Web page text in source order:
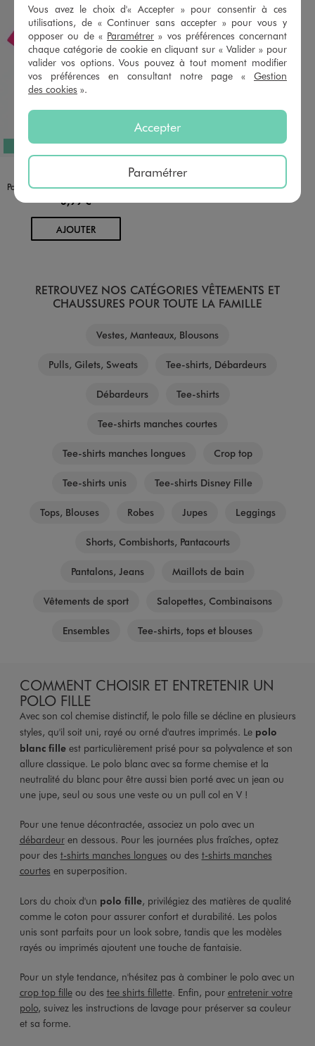
EXCLU WEB
ROUGE STANDARD
Polo à manches courtes en coton piqué uni fille
6,99 €
AJOUTERAU PANIER
RETROUVEZ NOS CATÉGORIES VÊTEMENTS ET
CHAUSSURES POUR TOUTE LA FAMILLE
Vestes, Manteaux, Blousons
Pulls, Gilets, Sweats Tee-shirts, Débardeurs
Débardeurs Tee-shirts
Tee-shirts manches courtes
Tee-shirts manches longues Crop top
Tee-shirts unis Tee-shirts Disney Fille
Tops, Blouses Robes Jupes Leggings
Shorts, Combishorts, Pantacourts
Pantalons, Jeans Maillots de bain
Vêtements de sport Salopettes, Combinaisons
Ensembles Tee-shirts, tops et blouses
COMMENT CHOISIR ET ENTRETENIR UN
POLO FILLE
Avec son col chemise distinctif, le polo fille se décline en plusieurs
styles, qu'il soit uni, rayé ou orné d'autres imprimés. Le polo
blanc filleest particulièrement prisé pour sa polyvalence et son
allure classique. Le polo blanc avec sa forme chemise et la
neutralité du blanc pour être aussi bien porté avec un jean ou
une jupe, seul ou sous une veste ou un pull col en V !
Pour une tenue décontractée, associez un polo avec un
débardeuren dessous. Pour les journées plus fraîches, optez
pour des t-shirts manches longues ou des t-shirts manches
courtes en superposition.
Lors du choix d'un polo fille, privilégiez des matières de qualité
comme le coton pour assurer confort et durabilité. Les polos
unis sont parfaits pour un look sobre, tandis que les modèles
rayés ou imprimés ajoutent une touche de fantaisie.
Pour un style tendance, n'hésitez pas à combiner le polo avec un
crop top filleou des tee shirts fillette. Enfin, pour entretenir votre
polo, suivez les instructions de lavage pour préserver sa couleur
et sa forme.
Vous avez le choix d'« Accepter » pour consentir à ces
utilisations, de « Continuer sans accepter » pour vous y
opposer ou de « Paramétrer » vos préférences concernant
chaque catégorie de cookie en cliquant sur « Valider » pour
valider vos options. Vous pouvez à tout moment modifier
vos préférences en consultant notre page « Gestion
des cookies ».
Accepter
Paramétrer